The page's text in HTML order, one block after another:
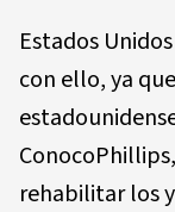
Estados
con ello, ya
rehabilitar los